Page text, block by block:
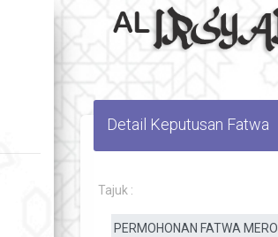
Detail Keputusan Fatwa
Tajuk :